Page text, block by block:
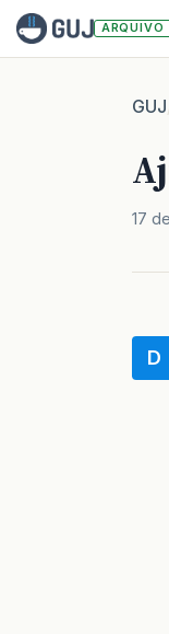
ARQUIVO
GUJ
17
D